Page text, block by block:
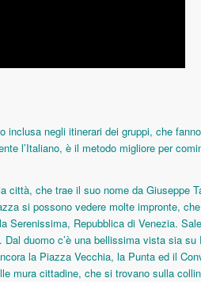
negli itinerari dei gruppi, che
l’Italiano, è il metodo migliore per
città, che trae il suo nome da Giuseppe
si possono vedere molte impronte,
Serenissima, Repubblica di Venezia.
duomo c’è una bellissima vista sia
la Piazza Vecchia, la Punta ed il
mura cittadine, che si trovano sulla